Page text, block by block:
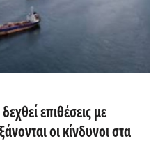
επιθέσεις με